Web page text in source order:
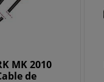
MK 2010
de